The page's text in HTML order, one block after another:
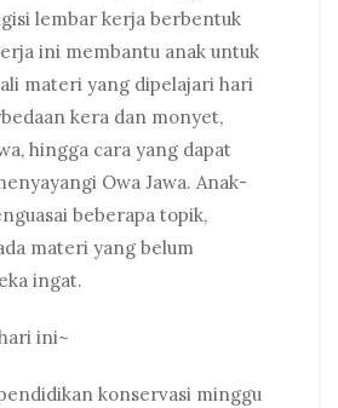
lembar kerja berbentuk
ini membantu anak untuk
materi yang dipelajari hari
kera dan monyet,
hingga cara yang dapat
Owa Jawa. Anak-
beberapa topik,
materi yang belum
ingat.
ini~
konservasi minggu